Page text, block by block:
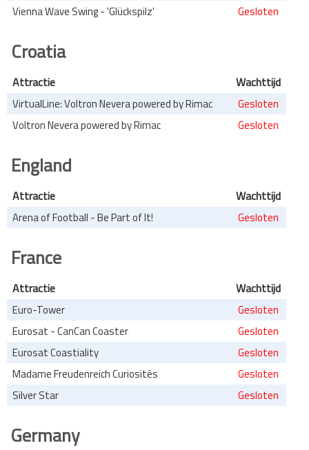
Vienna Wave Swing - 'Glückspilz'
Gesloten
Croatia
Attractie Wachttijd
VirtualLine: Voltron Nevera powered by Rimac
Gesloten
Voltron Nevera powered by Rimac
Gesloten
England
Attractie Wachttijd
Arena of Football - Be Part of It! Gesloten
France
Attractie Wachttijd
Euro-Tower
Gesloten
Eurosat - CanCan Coaster
Gesloten
Eurosat Coastiality
Gesloten
Madame Freudenreich Curiosités
Gesloten
Silver Star
Gesloten
Germany